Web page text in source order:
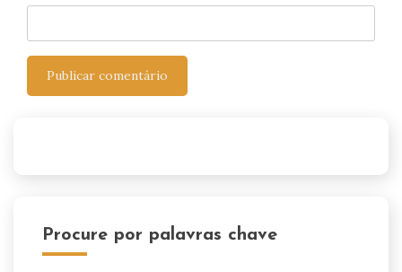
Procure por palavras chave